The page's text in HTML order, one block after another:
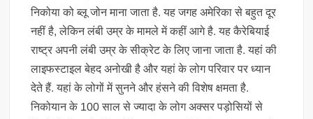
निकोया को ब्लू जोन माना जाता है. यह जगह अमेरिका से बहुत दूर
नहीं है, लेकिन लंबी उम्र के मामले में कहीं आगे है. यह कैरेबियाई
राष्ट्र अपनी लंबी उम्र के सीक्रेट के लिए जाना जाता है. यहां की
लाइफस्टाइल बेहद अनोखी है और यहां के लोग परिवार पर ध्यान
देते हैं. यहां के लोगों में सुनने और हंसने की विशेष क्षमता है.
निकोयान के 100 साल से ज्यादा के लोग अक्सर पड़ोसियों से